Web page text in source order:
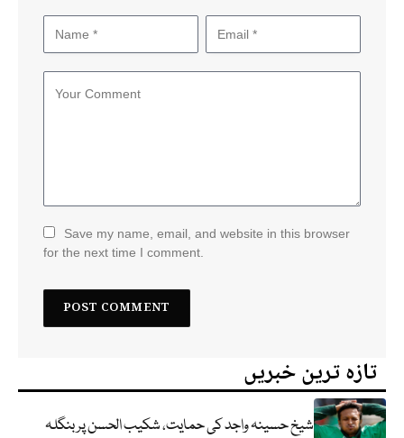
Save my name, email, and website in this browser
for the next time I comment.
تازہ ترین خبریں
شیخ حسینہ واجد کی حمایت، شکیب الحسن پر بنگلہ